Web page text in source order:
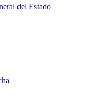
del Estado